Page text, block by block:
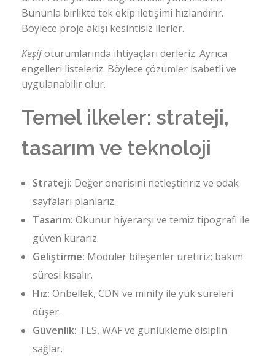
Bununla birlikte tek ekip iletişimi hızlandırır.
Böylece proje akışı kesintisiz ilerler.
Keşifoturumlarında ihtiyaçları derleriz. Ayrıca
engelleri listeleriz. Böylece çözümler isabetli ve
uygulanabilir olur.
Temel ilkeler: strateji,
tasarım ve teknoloji
Strateji: Değer önerisini netleştiririz ve odak
sayfaları planlarız.
Tasarım: Okunur hiyerarşi ve temiz tipografi ile
güven kurarız.
Geliştirme: Modüler bileşenler üretiriz; bakım
süresi kısalır.
Hız: Önbellek, CDN ve minify ile yük süreleri
düşer.
Güvenlik: TLS, WAF ve günlükleme disiplin
sağlar.